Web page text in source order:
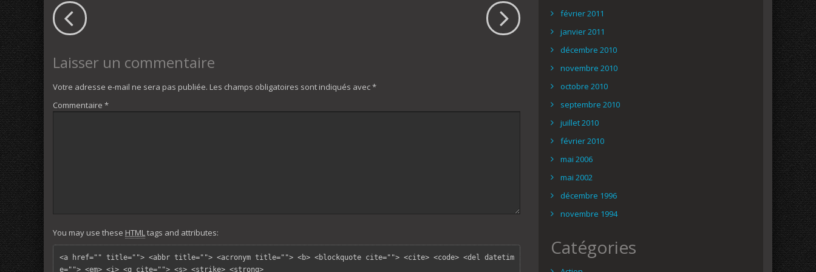
Laisser un commentaire
Votre adresse e-mail ne sera pas publiée. Les champs obligatoires sont indiqués avec*
Commentaire *
You may use these HTMLtags and attributes:
<a href="" title=""> <abbr title=""> <acronym title=""> <b> <blockquote cite=""> <cite> <code> <del datetim
e=""> <em> <i> <q cite=""> <s> <strike> <strong>
février 2011
janvier 2011
décembre 2010
novembre 2010
octobre 2010
septembre 2010
juillet 2010
février 2010
mai 2006
mai 2002
décembre 1996
novembre 1994
Catégories